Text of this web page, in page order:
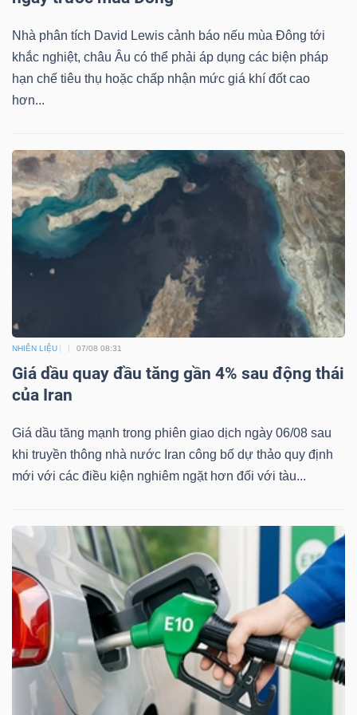
Nhà phân tích David Lewis cảnh báo nếu mùa Đông tới
khắc nghiệt, châu Âu có thể phải áp dụng các biện pháp
hạn chế tiêu thụ hoặc chấp nhận mức giá khí đốt cao
hơn...
NHIÊN LIỆU 07/08 08:31
Giá dầu quay đầu tăng gần 4% sau động thái
của Iran
Giá dầu tăng mạnh trong phiên giao dịch ngày 06/08 sau
khi truyền thông nhà nước Iran công bố dự thảo quy định
mới với các điều kiện nghiêm ngặt hơn đối với tàu...
Công
tư
chính
Dữ
liệu
tài